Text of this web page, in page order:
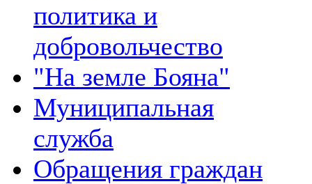
политика и
добровольчество
"На земле Бояна"
Муниципальная
служба
Обращения граждан